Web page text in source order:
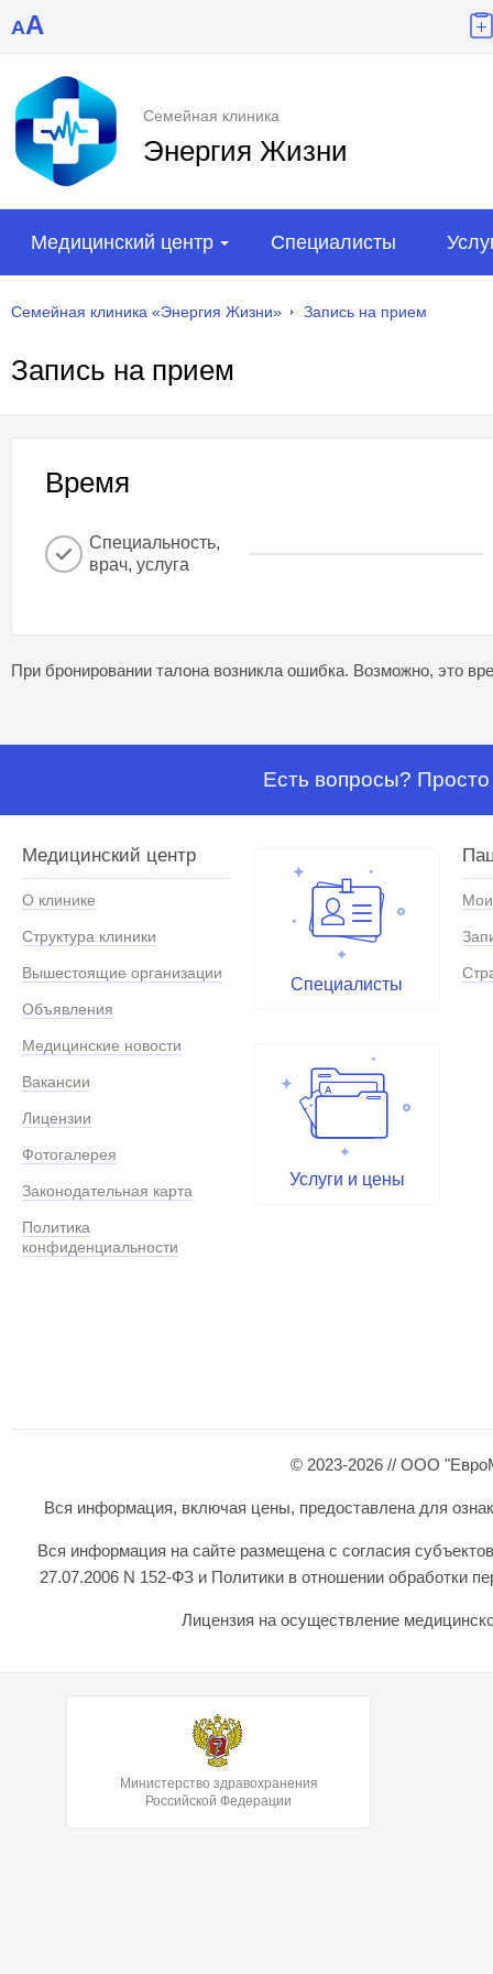
AA
Семейная клиника
Энергия Жизни
Медицинский центр Специалисты
Семейная клиника «Энергия Жизни» Запись на прием
Запись на прием
Время
Специальность,
врач, услуга
При бронировании талона возникла ошибка. Возможно, это
Есть вопросы?
Медицинский центр
О клинике
Структура клиники
Вышестоящие организации
Объявления
Медицинские новости
Вакансии
Лицензии
Фотогалерея
Законодательная карта
Политика
конфиденциальности
Специалисты
Услуги и цены
© 2023-2026 // ООО
Вся информация, включая цены, предоставлена для
Вся информация на сайте размещена с согласия
27.07.2006 N 152-ФЗ и Политики в отношении обработки
Лицензия на осуществление
Министерство здравохранения
Российской Федерации